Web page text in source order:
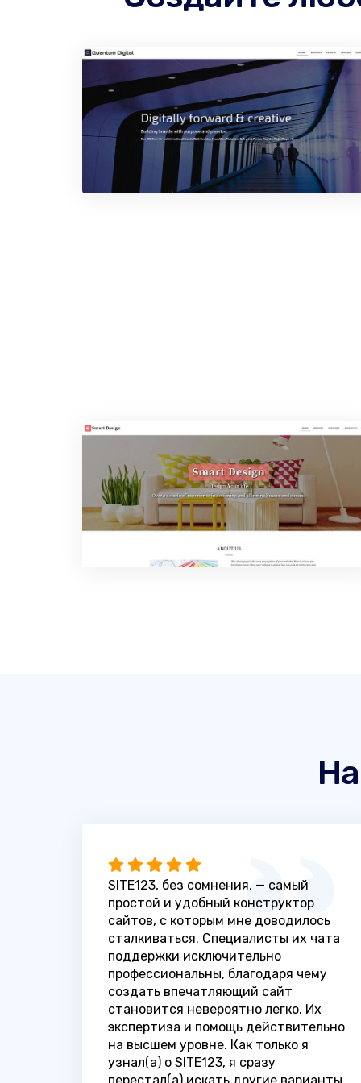
SITE123, без сомнения, — самый
простой и удобный конструктор
сайтов, с которым мне доводилось
сталкиваться. Специалисты их чата
поддержки исключительно
профессиональны, благодаря чему
создать впечатляющий сайт
становится невероятно легко. Их
экспертиза и помощь действительно
на высшем уровне. Как только я
узнал(а) о SITE123, я сразу